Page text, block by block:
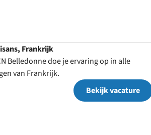
Frankrijk
Belledonne doe je ervaring op in alle
van Frankrijk.
Bekijk vacature